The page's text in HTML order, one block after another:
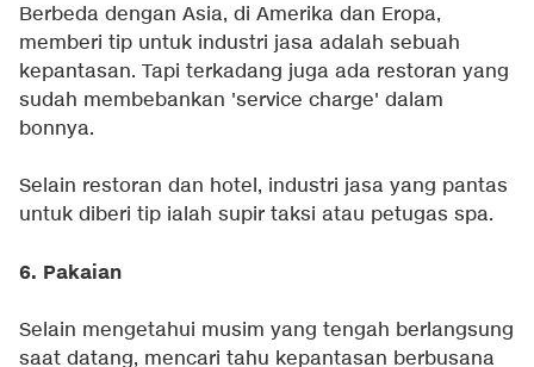
Berbeda dengan Asia, di Amerika dan Eropa,
memberi tip untuk industri jasa adalah sebuah
kepantasan. Tapi terkadang juga ada restoran yang
sudah membebankan 'service charge' dalam
bonnya.
Selain restoran dan hotel, industri jasa yang pantas
untuk diberi tip ialah supir taksi atau petugas spa.
6. Pakaian
Selain mengetahui musim yang tengah berlangsung
saat datang, mencari tahu kepantasan berbusana